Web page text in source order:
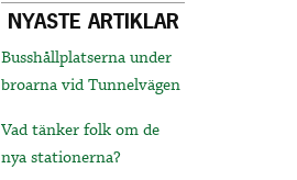
NYASTE ARTIKLAR
Busshållplatserna under
broarna vid Tunnelvägen
Vad tänker folk om de
nya stationerna?